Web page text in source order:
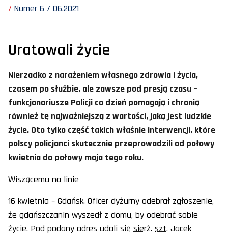
Numer 6 / 06.2021
Uratowali życie
Nierzadko z narażeniem własnego zdrowia i życia,
czasem po służbie, ale zawsze pod presją czasu –
funkcjonariusze Policji co dzień pomagają i chronią
również tę najważniejszą z wartości, jaką jest ludzkie
życie. Oto tylko część takich właśnie interwencji, które
polscy policjanci skutecznie przeprowadzili od połowy
kwietnia do połowy maja tego roku.
Wiszącemu na linie
16 kwietnia – Gdańsk. Oficer dyżurny odebrał zgłoszenie,
że gdańszczanin wyszedł z domu, by odebrać sobie
życie. Pod podany adres udali się sierż. szt. Jacek